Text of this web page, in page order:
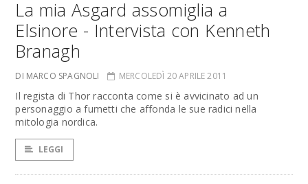
La mia Asgard assomiglia a
Elsinore - Intervista con Kenneth
Branagh
DI MARCO SPAGNOLI MERCOLEDÌ 20 APRILE 2011
Il regista di Thor racconta come si è avvicinato ad un
personaggio a fumetti che affonda le sue radici nella
mitologia nordica.
LEGGI